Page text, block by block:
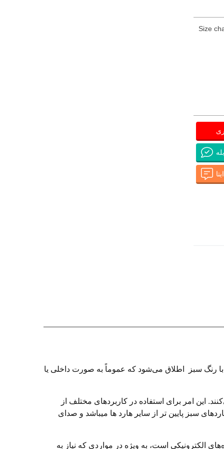
Size
هاردهای با رنگ سبز اطلاق می‌شود که عموماً به صورت داخلی یا
می‌کنند. این امر برای استفاده در کاربردهای مختلف از
سبز پایین تر از سایر هارد ها میباشد و صدای
الکترونیکی است، به ویژه در مواردی که نیاز به